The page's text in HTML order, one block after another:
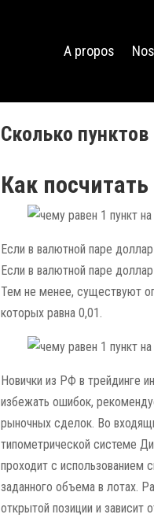
A propos
Сколько
Как
Если в валютной паре
Если в валютной паре
Тем не менее, существуют
которых равна 0,01.
Новички из РФ в трейдинге
избежать ошибок,
рыночных сделок. Во
типометрической системе
проходит с использованием
заданного объема в лотах.
открытой позиции и зависит